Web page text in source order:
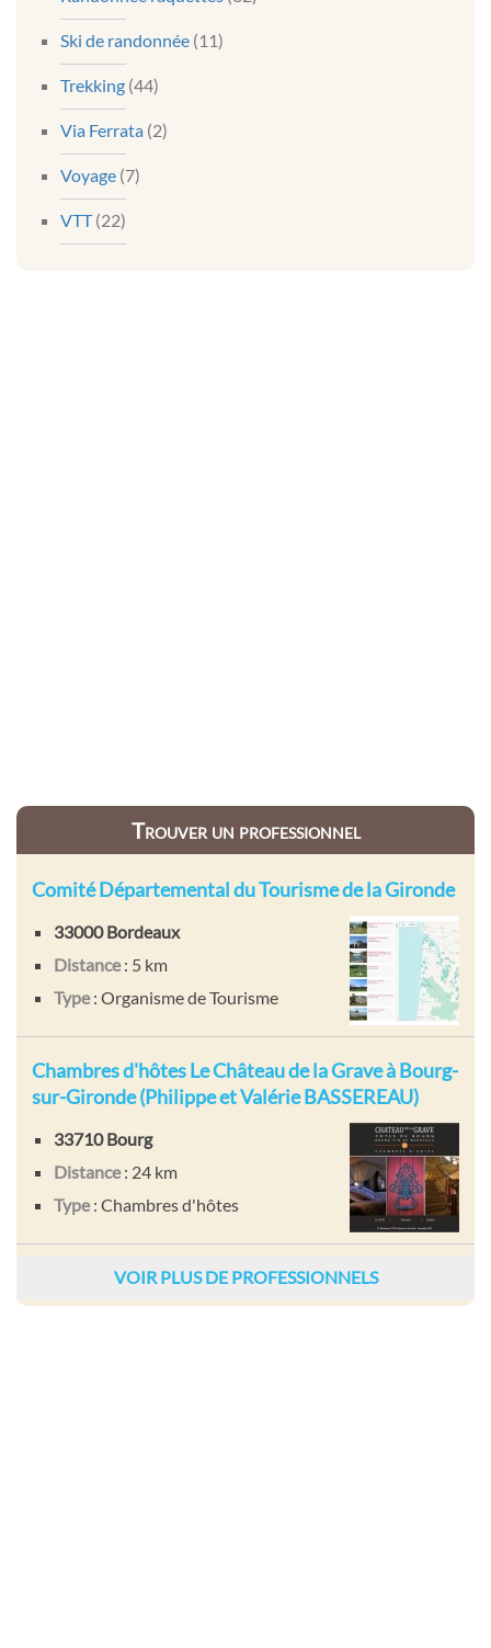
Ski de randonnée (11)
Trekking (44)
Via Ferrata (2)
Voyage (7)
VTT(22)
Trouver un professionnel
Comité Départemental du Tourisme de la Gironde
33000 Bordeaux
Distance: 5 km
Type: Organisme de Tourisme
Chambres d'hôtes Le Château de la Grave à Bourg-
sur-Gironde (Philippe et Valérie BASSEREAU)
33710 Bourg
Distance: 24 km
Type: Chambres d'hôtes
VOIR PLUS DE PROFESSIONNELS